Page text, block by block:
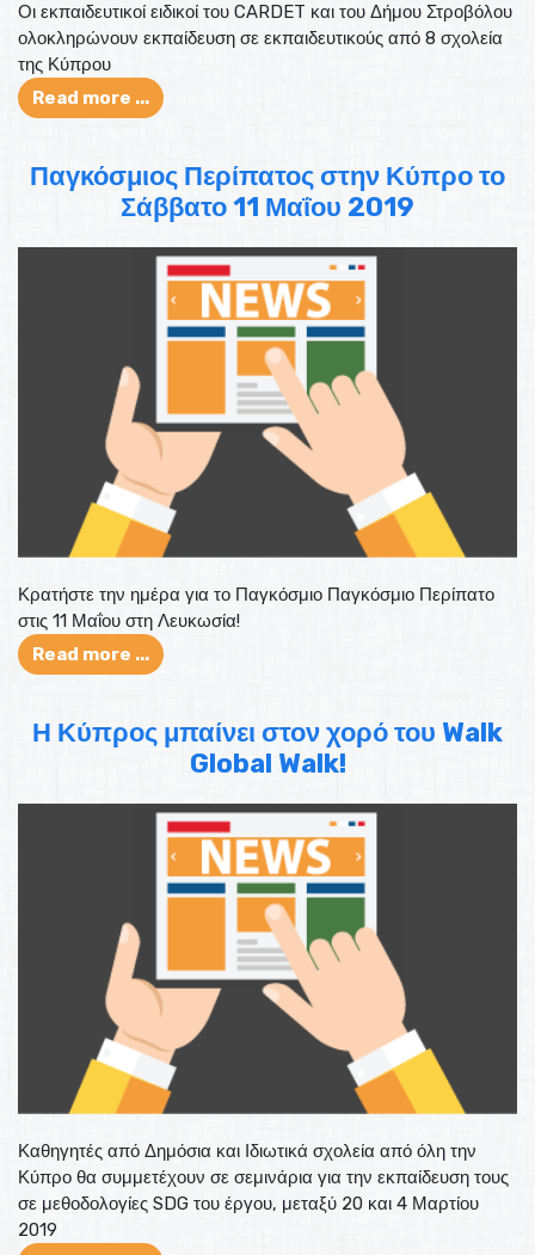
Οι εκπαιδευτικοί ειδικοί του CARDET και του Δήμου Στροβόλου
ολοκληρώνουν εκπαίδευση σε εκπαιδευτικούς από 8 σχολεία
της Κύπρου
Read more ...
Παγκόσμιος Περίπατος στην Κύπρο το
Σάββατο 11 Μαΐου 2019
Κρατήστε την ημέρα για το Παγκόσμιο Παγκόσμιο Περίπατο
στις 11 Μαΐου στη Λευκωσία!
Read more ...
Η Κύπρος μπαίνει στον χορό του Walk
Global Walk!
Καθηγητές από Δημόσια και Ιδιωτικά σχολεία από όλη την
Κύπρο θα συμμετέχουν σε σεμινάρια για την εκπαίδευση τους
σε μεθοδολογίες SDG του έργου, μεταξύ 20 και 4 Μαρτίου
2019